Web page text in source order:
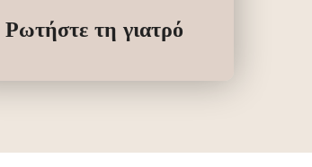
Ρωτήστε τη γιατρό